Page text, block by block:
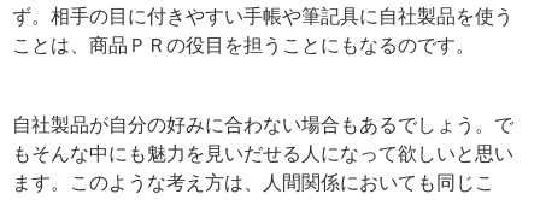
ず。相手の目に付きやすい手帳や筆記具に自社製品を使う
ことは、商品ＰＲの役目を担うことにもなるのです。
自社製品が自分の好みに合わない場合もあるでしょう。で
もそんな中にも魅力を見いだせる人になって欲しいと思い
ます。このような考え方は、人間関係においても同じこ